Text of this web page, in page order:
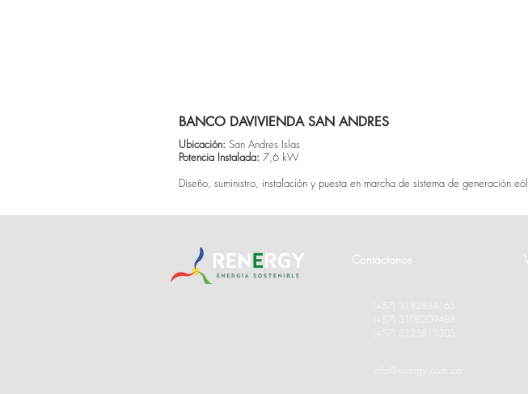
BANCO DAVIVIENDA SAN ANDRES
Ubicación: San Andres Islas
Potencia Instalada: 7,6 kW
Diseño, suministro, instalación y puesta en marcha de sistema de generación
Contáctanos
(+57) 3182884165
57) 3108209488
57) 3125813305